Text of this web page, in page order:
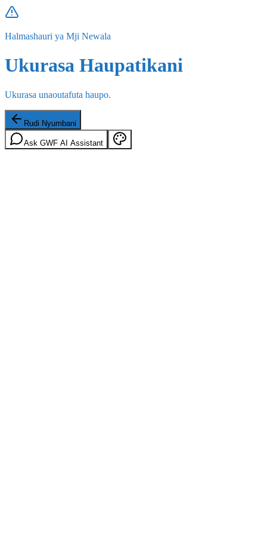
Halmashauri ya Mji Newala
Ukurasa Haupatikani
Ukurasa unaoutafuta haupo.
Rudi Nyumbani
Ask GWF AI Assistant